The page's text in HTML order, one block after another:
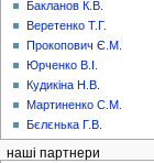
Бакланов К.В.
Веретенко Т.Г.
Прокопович Є.М.
Юрченко В.І.
Кудикіна Н.В.
Мартиненко С.М.
Бєлєнька Г.В.
наші партнери